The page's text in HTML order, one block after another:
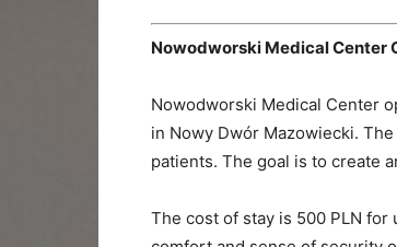
Nowodworski Medical Center
Nowodworski Medical Center
in Nowy Dwór Mazowiecki.
patients. The goal is to create
The cost of stay is 500 PLN for